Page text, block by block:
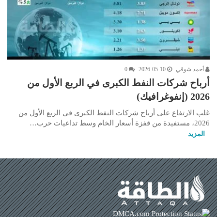
أحمد شوقي 2026-05-10
0
أرباح شركات النفط الكبرى في الربع الأول من
2026 (إنفوغرافيك)
غلب الارتفاع على أرباح شركات النفط الكبرى في الربع الأول من
2026، مستفيدة من قفزة أسعار الخام وسط تداعيات حرب…
المزيد